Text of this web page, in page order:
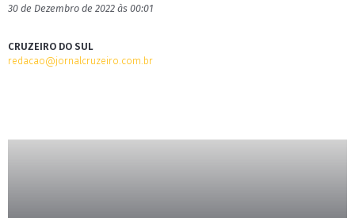
30 de Dezembro de 2022 às 00:01
CRUZEIRO DO SUL
redacao@jornalcruzeiro.com.br